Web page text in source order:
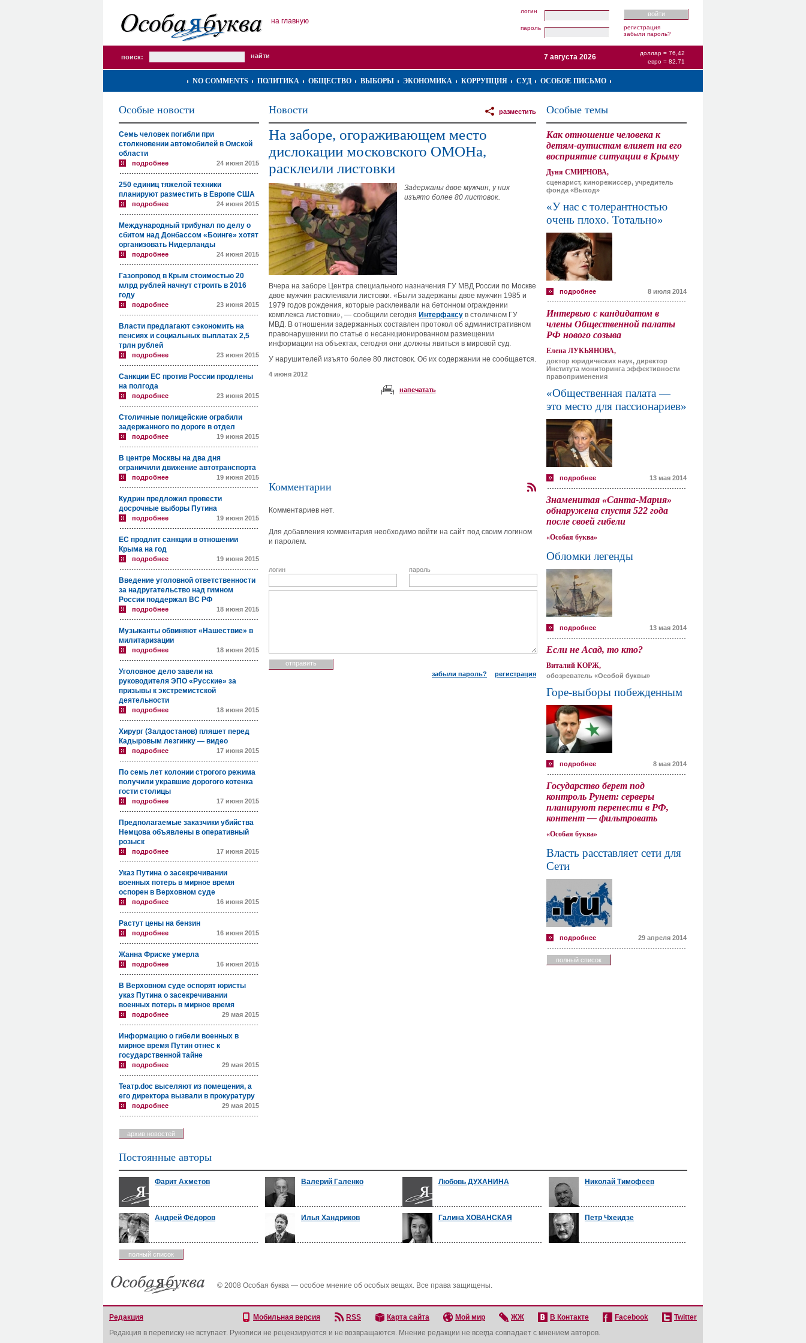
на главную
логин
пароль
регистрация
забыли пароль?
поиск:
доллар = 76,42
евро = 82,71
7 августа 2026
NO COMMENTS ПОЛИТИКА ОБЩЕСТВО ВЫБОРЫ ЭКОНОМИКА КОРРУПЦИЯ СУД ОСОБОЕ ПИСЬМО
Особые новости
Семь человек погибли при
столкновении автомобилей в Омской
области
подробнее 24 июня 2015
250 единиц тяжелой техники
планируют разместить в Европе США
подробнее 24 июня 2015
Международный трибунал по делу о
сбитом над Донбассом «Боинге» хотят
организовать Нидерланды
подробнее 24 июня 2015
Газопровод в Крым стоимостью 20
млрд рублей начнут строить в 2016
году
подробнее 23 июня 2015
Власти предлагают сэкономить на
пенсиях и социальных выплатах 2,5
трлн рублей
подробнее 23 июня 2015
Санкции ЕС против России продлены
на полгода
подробнее 23 июня 2015
Столичные полицейские ограбили
задержанного по дороге в отдел
подробнее 19 июня 2015
В центре Москвы на два дня
ограничили движение автотранспорта
подробнее 19 июня 2015
Кудрин предложил провести
досрочные выборы Путина
подробнее 19 июня 2015
ЕС продлит санкции в отношении
Крыма на год
подробнее 19 июня 2015
Введение уголовной ответственности
за надругательство над гимном
России поддержал ВС РФ
подробнее 18 июня 2015
Музыканты обвиняют «Нашествие» в
милитаризации
подробнее 18 июня 2015
Уголовное дело завели на
руководителя ЭПО «Русские» за
призывы к экстремистской
деятельности
подробнее 18 июня 2015
Хирург (Залдостанов) пляшет перед
Кадыровым лезгинку — видео
подробнее 17 июня 2015
По семь лет колонии строгого режима
получили укравшие дорогого котенка
гости столицы
подробнее 17 июня 2015
Предполагаемые заказчики убийства
Немцова объявлены в оперативный
розыск
подробнее 17 июня 2015
Указ Путина о засекречивании
военных потерь в мирное время
оспорен в Верховном суде
подробнее 16 июня 2015
Растут цены на бензин
подробнее 16 июня 2015
Жанна Фриске умерла
подробнее 16 июня 2015
В Верховном суде оспорят юристы
указ Путина о засекречивании
военных потерь в мирное время
подробнее 29 мая 2015
Информацию о гибели военных в
мирное время Путин отнес к
государственной тайне
подробнее 29 мая 2015
Театр.doc выселяют из помещения, а
его директора вызвали в прокуратуру
подробнее 29 мая 2015
архив новостей
Новости разместить
На заборе, огораживающем место
дислокации московского ОМОНа,
расклеили листовки
Задержаны двое мужчин, у них
изъято более 80 листовок.
Вчера на заборе Центра специального назначения ГУ МВД России по Москве
двое мужчин расклеивали листовки. «Были задержаны двое мужчин 1985 и
1979 годов рождения, которые расклеивали на бетонном ограждении
комплекса листовки», — сообщили сегодня Интерфаксу в столичном ГУ
МВД. В отношении задержанных составлен протокол об административном
правонарушении по статье о несанкционированном размещении
информации на объектах, сегодня они должны явиться в мировой суд.
У нарушителей изъято более 80 листовок. Об их содержании не сообщается.
4 июня 2012
напечатать
Комментарии
Комментариев нет.
Для добавления комментария необходимо войти на сайт под своим логином
и паролем.
логин пароль
забыли пароль? регистрация
Особые темы
Как отношение человека к
детям-аутистам влияет на его
восприятие ситуации в Крыму
Дуня СМИРНОВА,
сценарист, кинорежиссер, учредитель
фонда «Выход»
«У нас с толерантностью
очень плохо. Тотально»
подробнее 8 июля 2014
Интервью с кандидатом в
члены Общественной палаты
РФ нового созыва
Елена ЛУКЬЯНОВА,
доктор юридических наук, директор
Института мониторинга эффективности
правоприменения
«Общественная палата —
это место для пассионариев»
подробнее 13 мая 2014
Знаменитая «Санта-Мария»
обнаружена спустя 522 года
после своей гибели
«Особая буква»
Обломки легенды
подробнее 13 мая 2014
Если не Асад, то кто?
Виталий КОРЖ,
обозреватель «Особой буквы»
Горе-выборы побежденным
подробнее 8 мая 2014
Государство берет под
контроль Рунет: серверы
планируют перенести в РФ,
контент — фильтровать
«Особая буква»
Власть расставляет сети для
Сети
подробнее 29 апреля 2014
полный список
Постоянные авторы
Фарит Ахметов Валерий Галенко Любовь ДУХАНИНА Николай Тимофеев
Андрей Фёдоров Илья Хандриков Галина ХОВАНСКАЯ Петр Чхеидзе
полный список
© 2008 Особая буква — особое мнение об особых вещах. Все права защищены.
Редакция Мобильная версия RSS Карта сайта Мой мир ЖЖ В Контакте Facebook
Twitter
Редакция в переписку не вступает. Рукописи не рецензируются и не возвращаются. Мнение редакции не всегда совпадает с мнением авторов.